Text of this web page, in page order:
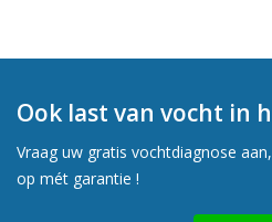
Ook last van vocht in
Vraag uw gratis vochtdiagnose
op mét garantie !